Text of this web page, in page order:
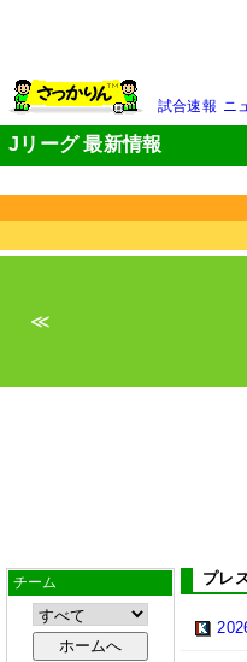
試合速報 ニ
Jリーグ 最新情報
≪
チーム プレ